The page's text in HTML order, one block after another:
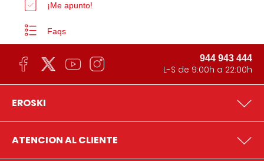
¡Me apunto!
Faqs
944 943 444
L-S de 9:00h a 22:00h
EROSKI
ATENCION AL CLIENTE